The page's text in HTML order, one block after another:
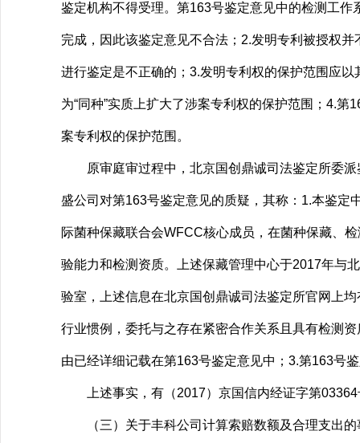
鉴定机构不得受理。第163号鉴定意见中的检测工
完成，因此该鉴定意见不合法；2.发明专利被授权
进行鉴定是不正确的；3.发明专利权的保护范围应
为“同种”实质上扩大了涉案专利权的保护范围；4.
案专利权的保护范围。
原审庭审过程中，北京国创鼎诚司法鉴定所委派
盛公司对第163号鉴定意见的质疑，其称：1.本鉴
际菌种保藏联合会WFCC核心成员，在菌种保藏、
验能力和检测资质。上述保藏管理中心于2017年与
验室，上述信息在北京国创鼎诚司法鉴定所官网上
行业惯例，委托与之存在紧密合作关系且具有检测
由已经详细记载在第163号鉴定意见中；3.第163号
上述事实，有（2017）京国信内经证字第03364
（三）关于丰科公司计算索赔数额及合理支出的